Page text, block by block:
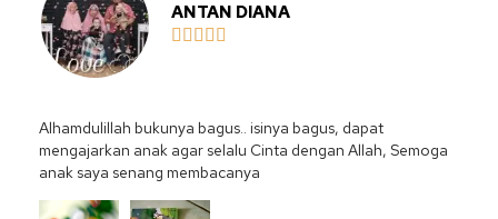
ANTAN DIANA
    
Alhamdulillah bukunya bagus.. isinya bagus, dapat
mengajarkan anak agar selalu Cinta dengan Allah, Semoga
anak saya senang membacanya